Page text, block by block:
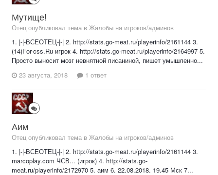
Мутище!
Отец опубликовал тема в Жалобы на игроков/админов
1. |-|-ВСЕОТЕЦ-|-| 2. http://stats.go-meat.ru/playerinfo/2161144 3.
(14)For-css.Ru игрок 4. http://stats.go-meat.ru/playerinfo/2164997 5.
Просто выносит мозг невнятной писаниной, пишет умышленно...
23 августа, 2018
1 ответ
Аим
Отец опубликовал тема в Жалобы на игроков/админов
1. |-|-ВСЕОТЕЦ-|-| 2. http://stats.go-meat.ru/playerinfo/2161144 3.
marcoplay.com ЧСВ... (игрок) 4. http://stats.go-
meat.ru/playerinfo/2172970 5. аим 6. 22.08.2018. 19.45 Мск 7...